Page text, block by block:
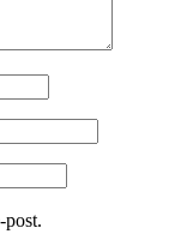
post.